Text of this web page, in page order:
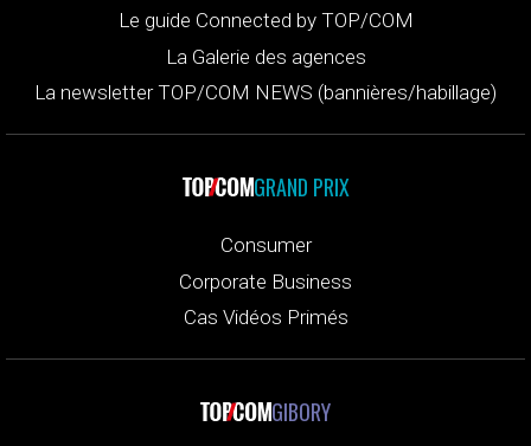
Le guide Connected by TOP/COM
La Galerie des agences
La newsletter TOP/COM NEWS (bannières/habillage)
GRAND PRIX
Consumer
Corporate Business
Cas Vidéos Primés
GIBORY